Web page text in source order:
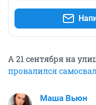
А 21 сентября на
провалился
Маша Вьюн